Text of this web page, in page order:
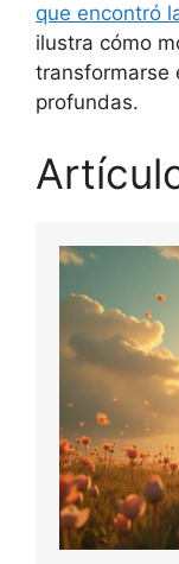
que encontró
ilustra cómo
transformarse
profundas.